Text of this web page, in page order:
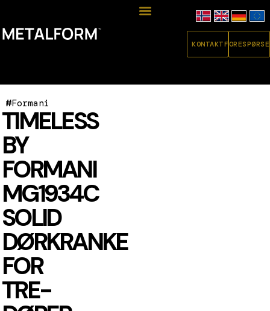
KONTAKT
#Formani
TIMELESS
BY
FORMANI
MG1934C
SOLID
DØRKRANKE
FOR
TRE-